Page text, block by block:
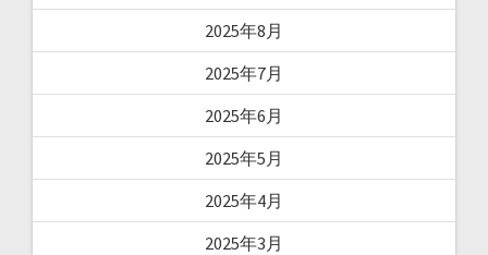
2025年8月
2025年7月
2025年6月
2025年5月
2025年4月
2025年3月